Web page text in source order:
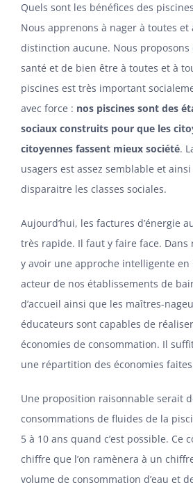
Quels sont les bénéfices des
Nous apprenons à nager à toutes et
distinction aucune. Nous proposons
santé et de bien être à toutes et à
piscines est très important
avec force : nos piscines sont des
sociaux construits pour que les
citoyennes fassent mieux société.
usagers est assez semblable et
disparaitre les classes sociales.
Aujourd’hui, les factures d’énergie
très rapide. Il faut y faire face. Dans
y avoir une approche intelligente
acteur de nos établissements de
d’accueil ainsi que les maîtres-
éducateurs sont capables de
économies de consommation. Il
une répartition des économies
Une proposition raisonnable serait
consommations de fluides de la
5 à 10 ans quand c’est possible. Ce
chiffre que l’on ramènera à un
volume de consommation d’eau et